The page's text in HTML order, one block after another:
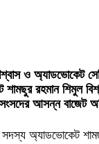
বিশ্বাস ও
রহমান শিমুল
আসন্ন বাজেট
সদস্য অ্যাডভোকেট